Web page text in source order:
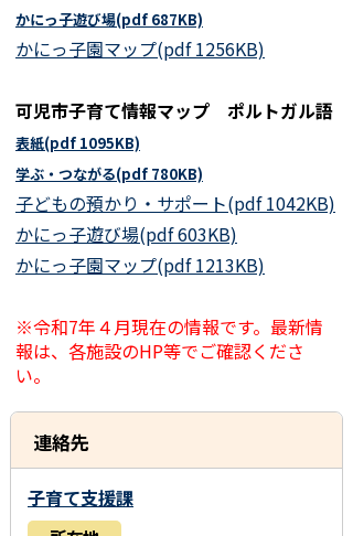
かにっ子遊び場(pdf 687KB)
かにっ子園マップ(pdf 1256KB)
可児市子育て情報マップ ポルトガル語
表紙(pdf 1095KB)
学ぶ・つながる(pdf 780KB)
子どもの預かり・サポート(pdf 1042KB)
かにっ子遊び場(pdf 603KB)
かにっ子園マップ(pdf 1213KB)
※令和7年４月現在の情報です。最新情
報は、各施設のHP等でご確認くださ
い。
連絡先
子育て支援課